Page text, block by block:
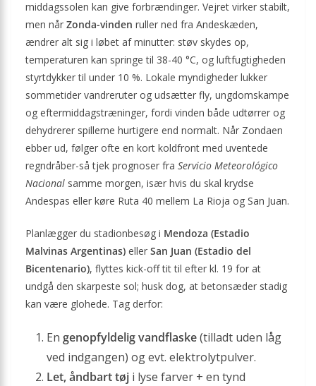
middagssolen kan give forbrændinger. Vejret virker stabilt,
men når Zonda-vinden ruller ned fra Andes­kæden,
ændrer alt sig i løbet af minutter: støv skydes op,
temperaturen kan springe til 38-40 °C, og luft­fugtigheden
styrtdykker til under 10 %. Lokale myndigheder lukker
sommetider vandreruter og udsætter fly, ungdomskampe
og eftermiddags­træninger, fordi vinden både udtørrer og
dehydrerer spillerne hurtigere end normalt. Når Zondaen
ebber ud, følger ofte en kort koldfront med uventede
regndråber-så tjek prognoser fra Servicio Meteorológico
Nacional samme morgen, især hvis du skal krydse
Andespas eller køre Ruta 40 mellem La Rioja og San Juan.
Planlægger du stadionbesøg i Mendoza (Estadio
Malvinas Argentinas) eller San Juan (Estadio del
Bicentenario), flyttes kick-off tit til efter kl. 19 for at
undgå den skarpeste sol; husk dog, at betonsæder stadig
kan være glohede. Tag derfor:
En genopfyldelig vandflaske(tilladt uden låg
ved indgangen) og evt. elektrolytpulver.
Let, åndbart tøj i lyse farver + en tynd